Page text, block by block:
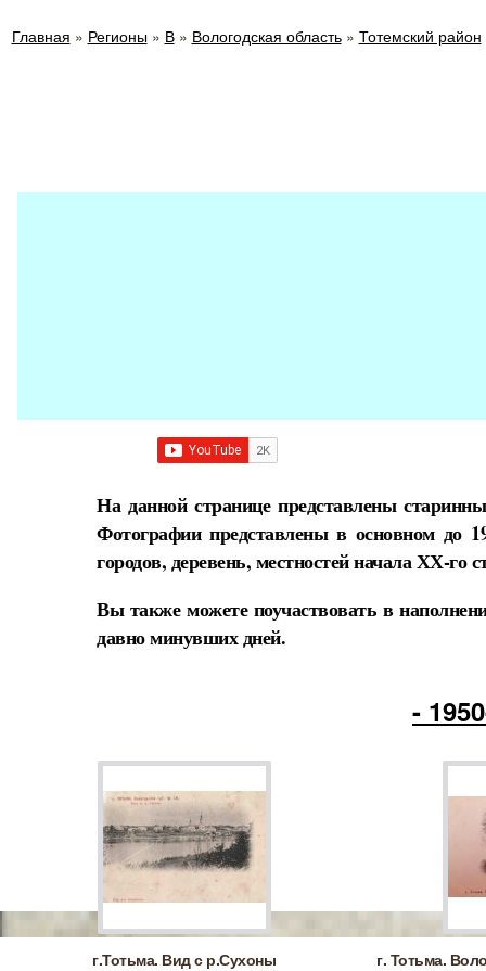
Главная » Регионы» В» Вологодская область» Тотемский район
На данной странице представлены
Фотографии представлены в основном до
городов, деревень, местностей начала ХХ-го
Вы также можете поучаствовать в
давно минувших дней.
-
г.Тотьма. Вид с р.Сухоны
г. Тотьма.